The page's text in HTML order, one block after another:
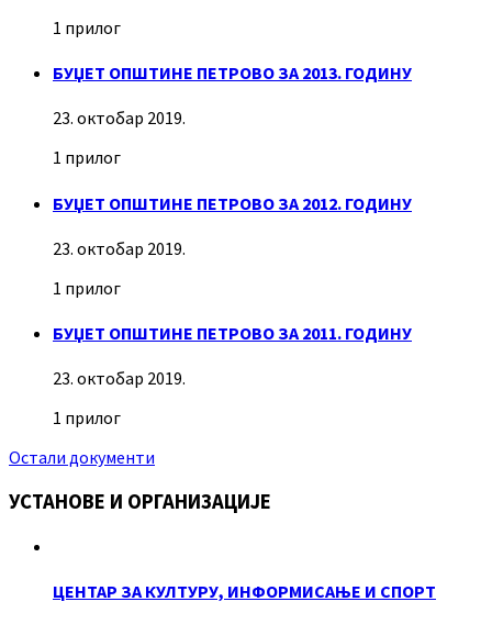
1 прилог
БУЏЕТ ОПШТИНЕ ПЕТРОВО ЗА 2013. ГОДИНУ
23. октобар 2019.
1 прилог
БУЏЕТ ОПШТИНЕ ПЕТРОВО ЗА 2012. ГОДИНУ
23. октобар 2019.
1 прилог
БУЏЕТ ОПШТИНЕ ПЕТРОВО ЗА 2011. ГОДИНУ
23. октобар 2019.
1 прилог
Остали документи
УСТАНОВЕ И ОРГАНИЗАЦИЈЕ
ЦЕНТАР ЗА КУЛТУРУ, ИНФОРМИСАЊЕ И СПОРТ